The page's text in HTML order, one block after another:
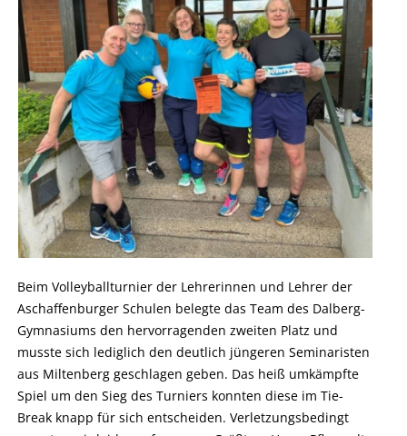
Beim Volleyballturnier der Lehrerinnen und Lehrer der
Aschaffenburger Schulen belegte das Team des Dalberg-
Gymnasiums den hervorragenden zweiten Platz und
musste sich lediglich den deutlich jüngeren Seminaristen
aus Miltenberg geschlagen geben. Das heiß umkämpfte
Spiel um den Sieg des Turniers konnten diese im Tie-
Break knapp für sich entscheiden. Verletzungsbedingt